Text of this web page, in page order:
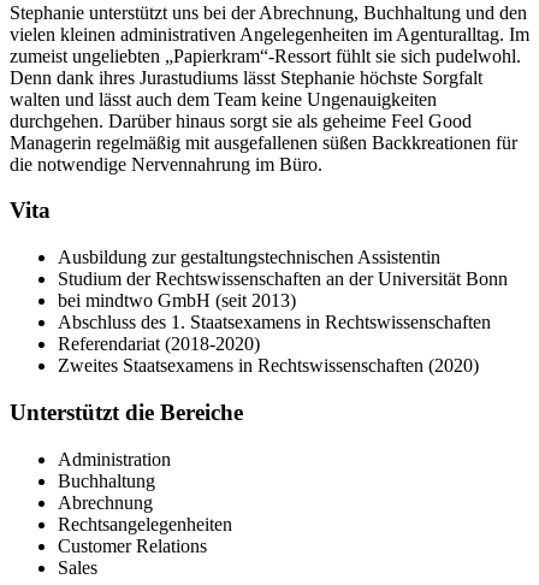
Stephanie unterstützt uns bei der Abrechnung, Buchhaltung und den
vielen kleinen administrativen Angelegenheiten im Agenturalltag. Im
zumeist ungeliebten „Papierkram“-Ressort fühlt sie sich pudelwohl.
Denn dank ihres Jurastudiums lässt Stephanie höchste Sorgfalt
walten und lässt auch dem Team keine Ungenauigkeiten
durchgehen. Darüber hinaus sorgt sie als geheime Feel Good
Managerin regelmäßig mit ausgefallenen süßen Backkreationen für
die notwendige Nervennahrung im Büro.
Vita
Ausbildung zur gestaltungstechnischen Assistentin
Studium der Rechtswissenschaften an der Universität Bonn
bei mindtwo GmbH (seit 2013)
Abschluss des 1. Staatsexamens in Rechtswissenschaften
Referendariat (2018-2020)
Zweites Staatsexamens in Rechtswissenschaften (2020)
Unterstützt die Bereiche
Administration
Buchhaltung
Abrechnung
Rechtsangelegenheiten
Customer Relations
Sales